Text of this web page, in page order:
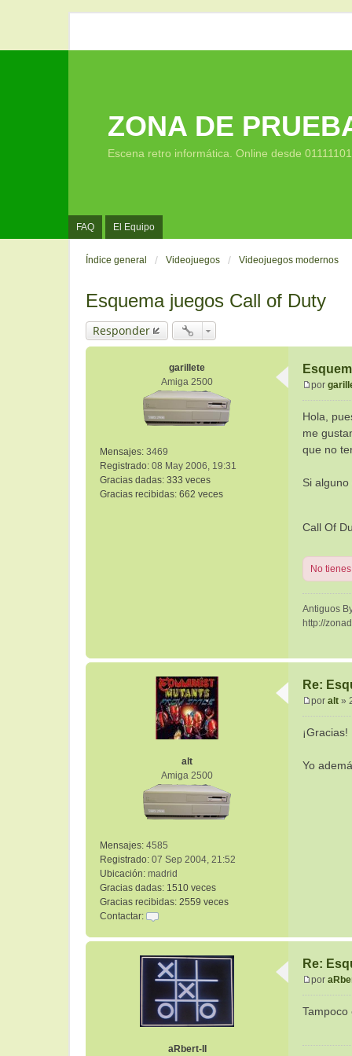
FAQ El Equipo
ZONA DE
Escena retro informática. Online desde
Índice general Videojuegos Videojuegos modernos
Esquema juegos Call of Duty
Responder
garillete
Amiga 2500
Mensajes: 3469
Registrado: 08 May 2006, 19:31
Gracias dadas: 333 veces
Gracias recibidas: 662 veces
n
s
a
e
por
Hola,
me
que no
Si
Call Of
No
Antiguos
http://
alt
Amiga 2500
Mensajes: 4585
Registrado: 07 Sep 2004, 21:52
Ubicación: madrid
Gracias dadas: 1510 veces
Gracias recibidas: 2559 veces
Contactar:
o
n
t
a
c
t
a
Re:
n
a
por alt »
¡Gracias!
Yo
aRbert-II
Re:
n
a
por